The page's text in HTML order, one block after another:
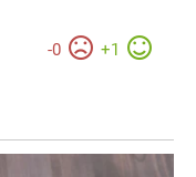
-0 +1